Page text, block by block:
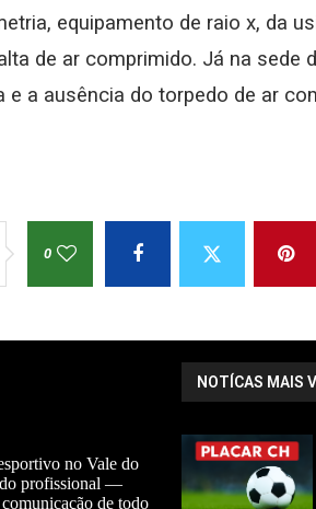
equipamento de raio x, da
de ar comprimido. Já na sede
e a ausência do torpedo de ar
0
no Vale do
profissional —
de todo
NOTÍCAS MAIS